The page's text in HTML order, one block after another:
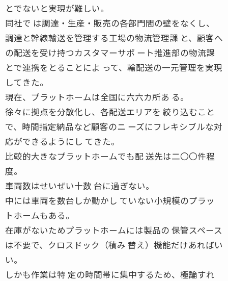
とでないと実現が難しい。
同社で は調達・生産・販売の各部門間の壁をなくし、
調達と幹線輸送を管理する工場の物流管理課 と、顧客へ
の配送を受け持つカスタマーサポ ート推進部の物流課
とで連携をとることによ って、輸配送の一元管理を実現
してきた。
現在、プラットホームは全国に六六カ所あ る。
徐々に拠点を分散化し、各配送エリアを 絞り込むこと
で、時間指定納品など顧客のニ ーズにフレキシブルな対
応ができるようにし てきた。
比較的大きなプラットホームでも配 送先は二〇〇件程
度。
車両数はせいぜい十数 台に過ぎない。
中には車両を数台しか動かし ていない小規模のプラッ
トホームもある。
在庫がないためプラットホームには製品の 保管スペース
は不要で、クロスドック（積み 替え）機能だけあればい
い。
しかも作業は特 定の時間帯に集中するため、極論すれ